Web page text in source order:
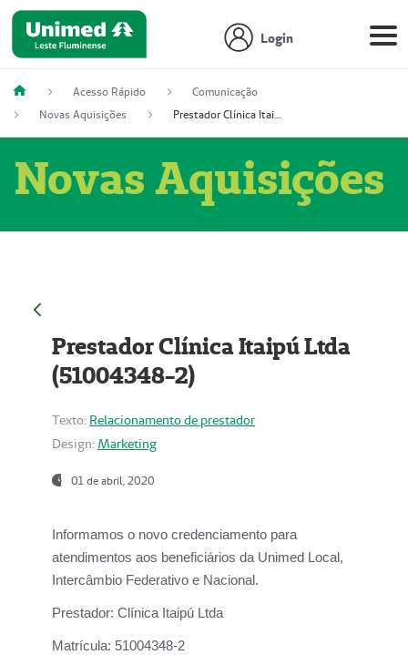
Login
Acesso Rápido
Comunicação
Novas Aquisições
Prestador Clínica Itaipú Ltda (51004348-2)
Novas Aquisições
Prestador Clínica Itaipú Ltda
(51004348-2)
Texto: Relacionamento de prestador
Design: Marketing
01 de abril, 2020
Informamos o novo credenciamento para
atendimentos aos beneficiários da Unimed Local,
Intercâmbio Federativo e Nacional.
Prestador: Clínica Itaipú Ltda
Matrícula: 51004348-2